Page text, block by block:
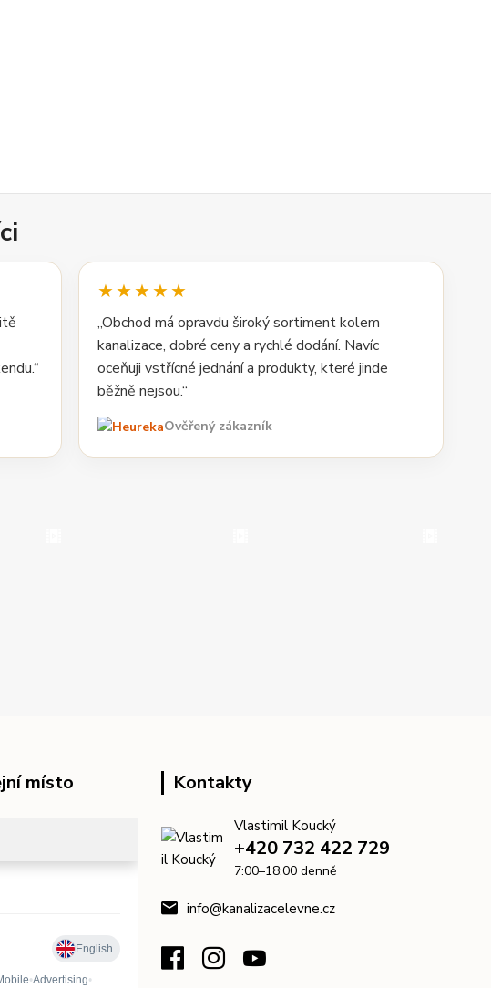
★★★★★
„Obchod má opravdu široký sortiment kolem
kanalizace, dobré ceny a rychlé dodání. Navíc
oceňuji vstřícné jednání a produkty, které jinde
běžně nejsou.“
Ověřený zákazník
místo Kontakty
Vlastimil Koucký
+420 732 422 729
7:00–18:00 denně
info@kanalizacelevne.cz